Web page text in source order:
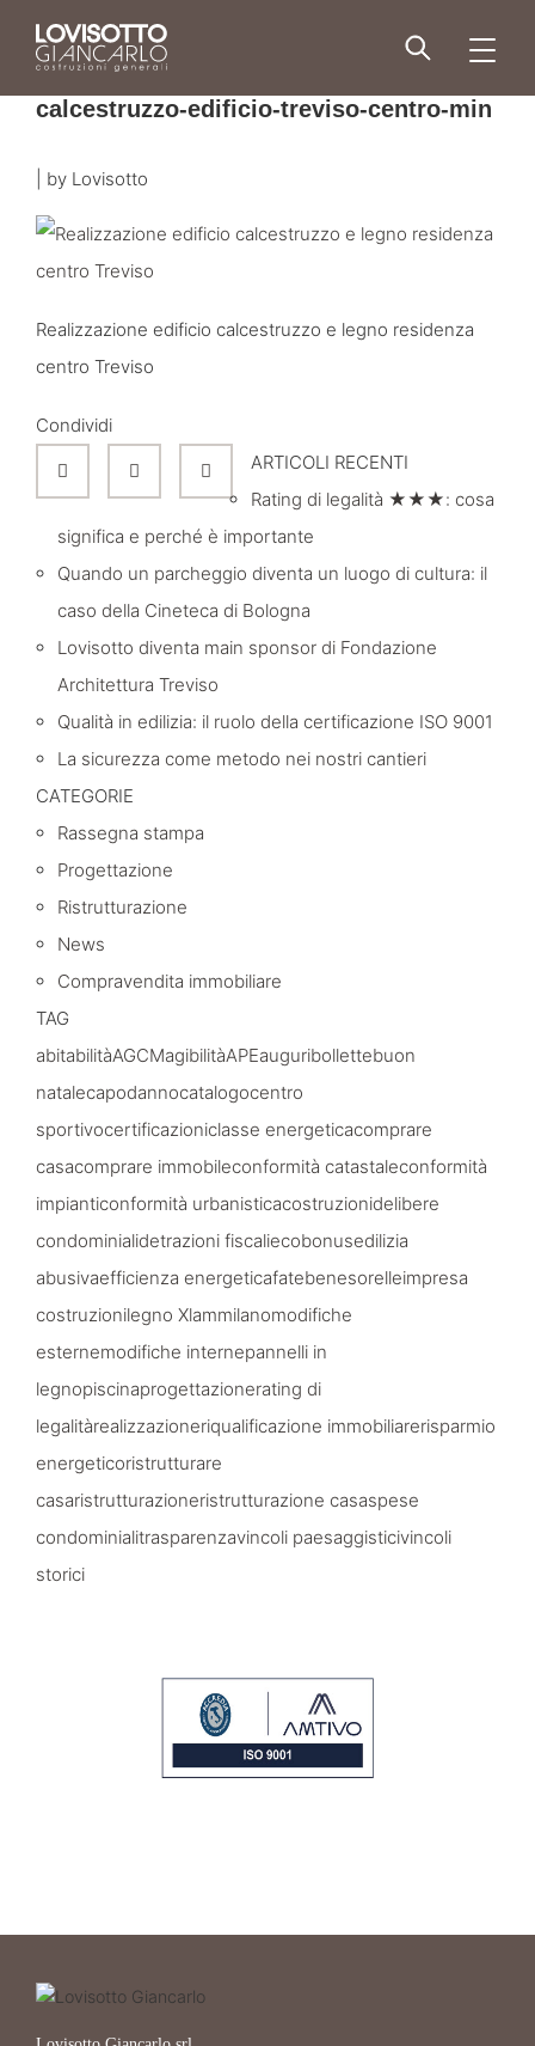
content
calcestruzzo-edificio-treviso-centro-min
by Lovisotto
Realizzazione edificio calcestruzzo e legno residenza
centro Treviso
Condividi
ARTICOLI RECENTI
Rating di legalità ★★★: cosa
significa e perché è importante
Quando un parcheggio diventa un luogo di cultura: il
caso della Cineteca di Bologna
Lovisotto diventa main sponsor di Fondazione
Architettura Treviso
Qualità in edilizia: il ruolo della certificazione ISO 9001
La sicurezza come metodo nei nostri cantieri
CATEGORIE
Rassegna stampa
Progettazione
Ristrutturazione
News
Compravendita immobiliare
TAG
abitabilitàAGCMagibilitàAPEauguribollettebuon
natalecapodannocatalogocentro
sportivocertificazioniclasse energeticacomprare
casacomprare immobileconformità catastaleconformità
impianticonformità urbanisticacostruzionidelibere
condominialidetrazioni fiscaliecobonusedilizia
abusivaefficienza energeticafatebenesorelleimpresa
costruzionilegno Xlammilanomodifiche
esternemodifiche internepannelli in
legnopiscinaprogettazionerating di
legalitàrealizzazioneriqualificazione immobiliarerisparmio
energeticoristrutturare
casaristrutturazioneristrutturazione casaspese
condominialitrasparenzavincoli paesaggisticivincoli
storici